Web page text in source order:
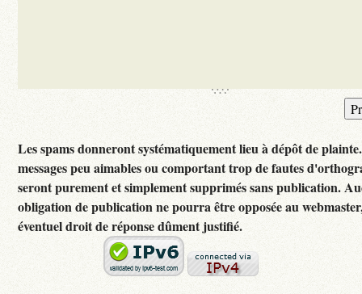
Les spams donneront systématiquement lieu à dépôt de
messages peu aimables ou comportant trop de fautes
seront purement et simplement supprimés sans publication.
obligation de publication ne pourra être opposée au
éventuel droit de réponse dûment justifié.